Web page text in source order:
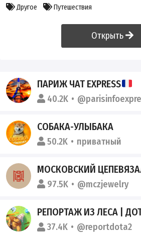
Другое Путешествия
Открыть
ПАРИЖ ЧАТ EXPRESS
40.2K
СОБАКА-УЛЫБАКА
50.2K приватный
МОСКОВСКИЙ
97.5K @mczjewelry
РЕПОРТАЖ ИЗ ЛЕСА |
37.4K @reportdota2